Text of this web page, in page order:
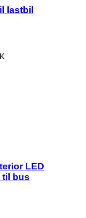
lastbil
LED
til bus